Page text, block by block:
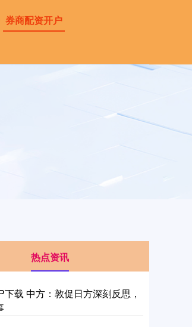
券商配资开户
热点资讯
载 中方：敦促日方深刻反思，